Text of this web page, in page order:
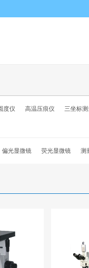
度仪 高温压痕仪 三坐标
偏光显微镜 荧光显微镜 测